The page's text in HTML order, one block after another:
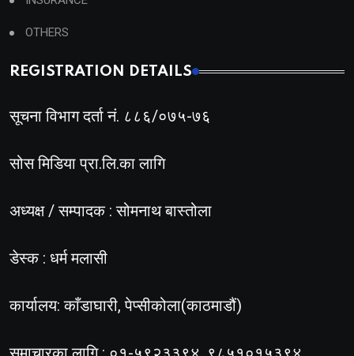
OTHERS
REGISTRATION DETAILS
सूचना विभाग दर्ता नं. ८८६/०७५-७६
सोस मिडिया प्रा.लि.का लागि
अध्यक्ष / सम्पादक : सोमनाथ बास्तोला
डेस्क : धर्म मलासी
कार्यालय: काँडाघारी, पेप्सीकोला(काठमाडौं)